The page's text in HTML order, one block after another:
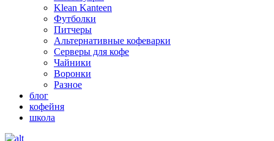
Klean Kanteen
Футболки
Питчеры
Альтернативные кофеварки
Серверы для кофе
Чайники
Воронки
Разное
блог
кофейня
школа